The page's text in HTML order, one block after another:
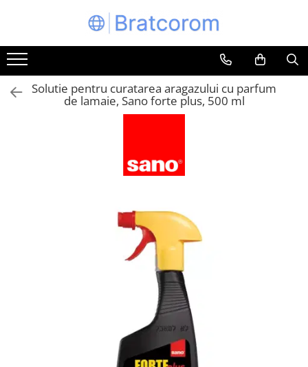
Toate Produsele
Articole animale
Adapatoare animale
Produse igiena externa animale
Solutie pentru curatarea aragazului cu parfum
de lamaie, Sano forte plus, 500 ml